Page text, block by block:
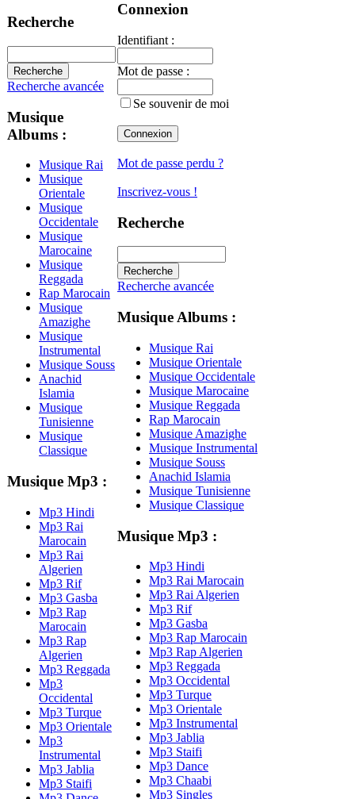
Recherche
Recherche avancée
Musique
Albums :
Musique Rai
Musique
Orientale
Musique
Occidentale
Musique
Marocaine
Musique
Reggada
Rap Marocain
Musique
Amazighe
Musique
Instrumental
Musique Souss
Anachid
Islamia
Musique
Tunisienne
Musique
Classique
Musique Mp3 :
Mp3 Hindi
Mp3 Rai
Marocain
Mp3 Rai
Algerien
Mp3 Rif
Mp3 Gasba
Mp3 Rap
Marocain
Mp3 Rap
Algerien
Mp3 Reggada
Mp3
Occidental
Mp3 Turque
Mp3 Orientale
Mp3
Instrumental
Mp3 Jablia
Mp3 Staifi
Connexion
Identifiant :
Mot de passe :
Se souvenir de moi
Mot de passe perdu ?
Inscrivez-vous !
Recherche
Recherche avancée
Musique Albums :
Musique Rai
Musique Orientale
Musique Occidentale
Musique Marocaine
Musique Reggada
Rap Marocain
Musique Amazighe
Musique Instrumental
Musique Souss
Anachid Islamia
Musique Tunisienne
Musique Classique
Musique Mp3 :
Mp3 Hindi
Mp3 Rai Marocain
Mp3 Rai Algerien
Mp3 Rif
Mp3 Gasba
Mp3 Rap Marocain
Mp3 Rap Algerien
Mp3 Reggada
Mp3 Occidental
Mp3 Turque
Mp3 Orientale
Mp3 Instrumental
Mp3 Jablia
Mp3 Staifi
Mp3 Dance
Mp3 Chaabi
Mp3 Singles